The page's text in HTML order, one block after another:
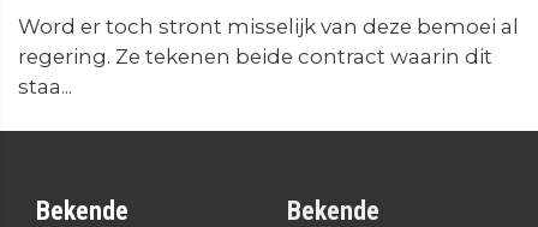
Word er toch stront misselijk van deze bemoei al
regering. Ze tekenen beide contract waarin dit
staa...
Bekende
Bekende